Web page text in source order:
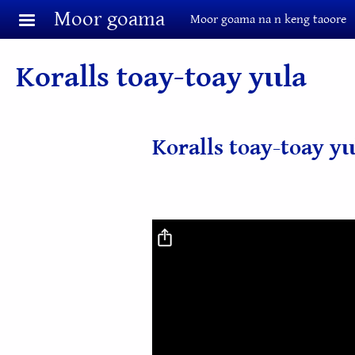
Aller au contenu principal
Moor goama Moor goama na n keng taoore
Koralls toay-toay yɩɩla
Koralls toay-toay